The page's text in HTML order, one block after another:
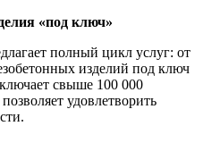
«под ключ»
полный цикл услуг: от
изделий под ключ
свыше 100 000
удовлетворить